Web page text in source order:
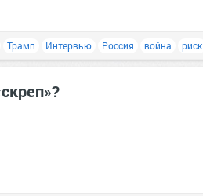
Трамп Интервью Россия война риск